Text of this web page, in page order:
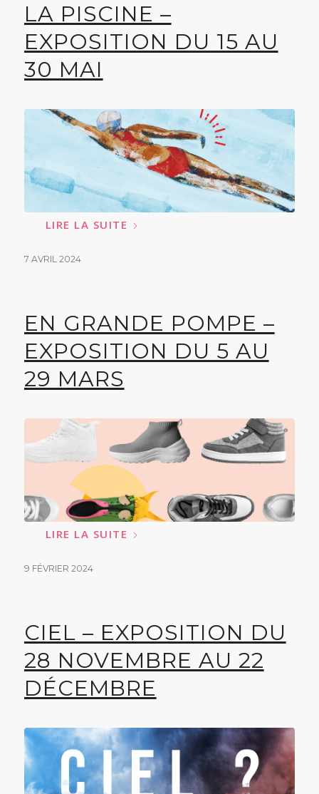
LA PISCINE –
EXPOSITION DU 15 AU
30 MAI
LIRE LA SUITE
7 AVRIL 2024
EN GRANDE POMPE –
EXPOSITION DU 5 AU
29 MARS
LIRE LA SUITE
9 FÉVRIER 2024
CIEL – EXPOSITION DU
28 NOVEMBRE AU 22
DÉCEMBRE